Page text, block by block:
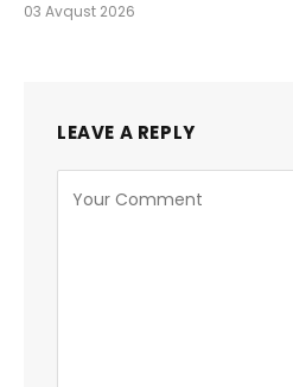
03 Avqust 2026
LEAVE A REPLY